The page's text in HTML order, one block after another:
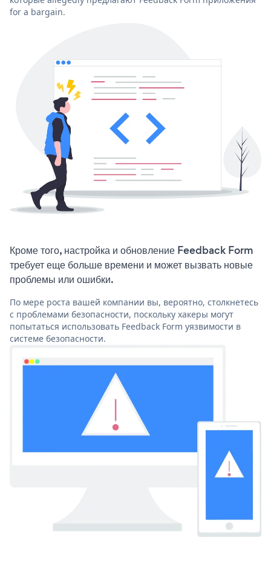
for a bargain.
Кроме того, настройка и обновление Feedback Form
требует еще больше времени и может вызвать новые
проблемы или ошибки.
По мере роста вашей компании вы, вероятно, столкнетесь
с проблемами безопасности, поскольку хакеры могут
попытаться использовать Feedback Form уязвимости в
системе безопасности.